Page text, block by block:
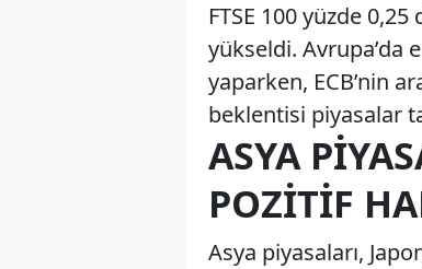
FTSE 100 yüzde
yükseldi. Avrupa’da
yaparken, ECB’nin
beklentisi piyasalar
ASYA
POZITIF
Asya piyasaları,